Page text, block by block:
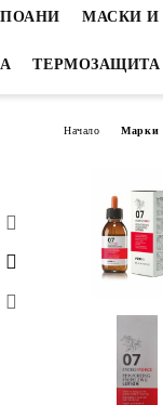
МАСКИ И
ТЕРМОЗАЩИТА
Начало Марки